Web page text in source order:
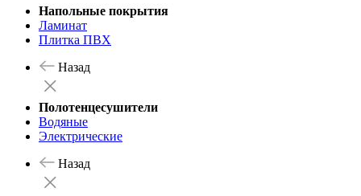
Напольные покрытия
Ламинат
Плитка ПВХ
Назад
Полотенцесушители
Водяные
Электрические
Назад